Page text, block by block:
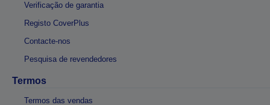
Verificação de garantia
Registo CoverPlus
Contacte-nos
Pesquisa de revendedores
Termos
Termos das vendas